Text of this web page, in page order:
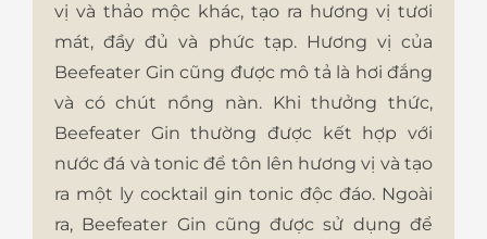
vị và thảo mộc khác, tạo ra hương vị tươi
mát, đầy đủ và phức tạp. Hương vị của
Beefeater Gin cũng được mô tả là hơi đắng
và có chút nồng nàn. Khi thưởng thức,
Beefeater Gin thường được kết hợp với
nước đá và tonic để tôn lên hương vị và tạo
ra một ly cocktail gin tonic độc đáo. Ngoài
ra, Beefeater Gin cũng được sử dụng để